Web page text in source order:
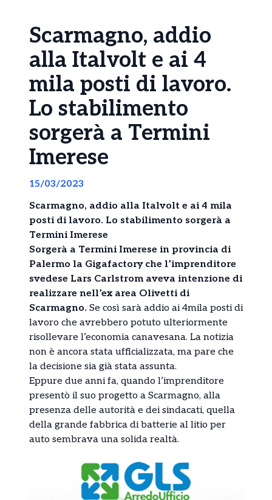
Scarmagno, addio
alla Italvolt e ai 4
mila posti di lavoro.
Lo stabilimento
sorgerà a Termini
Imerese
15/03/2023
Scarmagno, addio alla Italvolt e ai 4 mila
posti di lavoro. Lo stabilimento sorgerà a
Termini Imerese
Sorgerà a Termini Imerese in provincia di
Palermo la Gigafactory che l’imprenditore
svedese Lars Carlstrom aveva intenzione di
realizzare nell’ex area Olivetti di
Scarmagno. Se così sarà addio ai 4mila posti di
lavoro che avrebbero potuto ulteriormente
risollevare l’economia canavesana. La notizia
non è ancora stata ufficializzata, ma pare che
la decisione sia già stata assunta.
Eppure due anni fa, quando l’imprenditore
presentò il suo progetto a Scarmagno, alla
presenza delle autorità e dei sindacati, quella
della grande fabbrica di batterie al litio per
auto sembrava una solida realtà.